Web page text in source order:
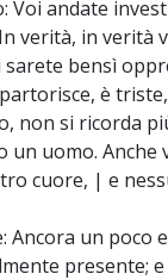
Voi andate
verità, in verità
bensì
è
non si ricorda
un uomo.
cuore, | e
Ancora un
presente; e